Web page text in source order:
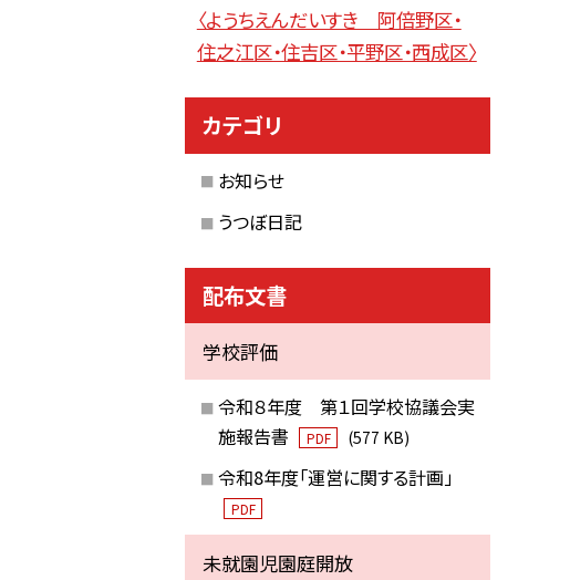
〈ようちえんだいすき 阿倍野区・
住之江区・住吉区・平野区・西成区〉
カテゴリ
お知らせ
うつぼ日記
配布文書
学校評価
令和８年度 第１回学校協議会実
施報告書
PDF (577 KB)
令和8年度「運営に関する計画」
PDF
未就園児園庭開放